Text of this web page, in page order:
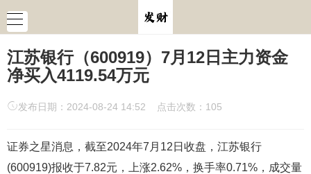
江苏银行（600919）7月12日主力资金
净买入4119.54万元
发布日期：2024-08-24 14:52 点击次数：105
证券之星消息，截至2024年7月12日收盘，江苏银行
(600919)报收于7.82元，上涨2.62%，换手率0.71%，成交量